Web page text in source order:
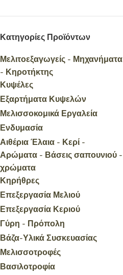
Κατηγορίες Προϊόντων
Μελιτοεξαγωγείς - Μηχανήματα
- Κηροτήκτης
Κυψέλες
Εξαρτήματα Κυψελών
Μελισσοκομικά Εργαλεία
Ενδυμασία
Αιθέρια Έλαια - Κερί -
Αρώματα - Βάσεις σαπουνιού -
χρώματα
Κηρήθρες
Επεξεργασία Μελιού
Επεξεργασία Κεριού
Γύρη - Πρόπολη
Βάζα-Υλικά Συσκευασίας
Μελισσοτροφές
Βασιλοτροφία